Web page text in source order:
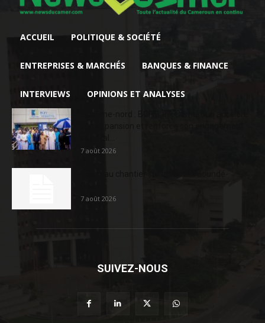
ACCUEIL POLITIQUE & SOCIÉTÉ
ENTREPRISES & MARCHÉS BANQUES & FINANCE
INTERVIEWS OPINIONS ET ANALYSES
7 août 2026
7 août 2026
SUIVEZ-NOUS